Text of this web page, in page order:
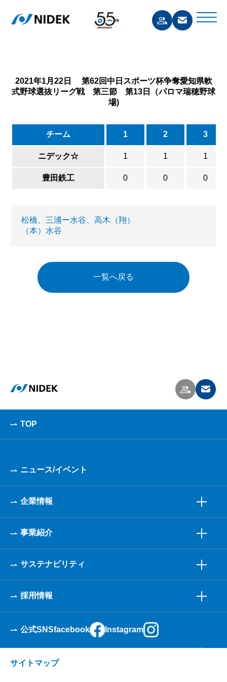
2021年1月22日 第62回中日スポーツ杯争奪愛知県軟
式野球選抜リーグ戦 第三節 第13日（パロマ瑞穂野球
場)
チーム 1 2 3
ニデック☆ 1 1 1
豊田鉄工 0 0 0
松橋、三浦ー水谷、高木（翔）
（本）水谷
一覧へ戻る
TOP
ニュース/イベント
企業情報
事業紹介
サステナビリティ
採用情報
公式SNSfacebook Instagram
サイトマップ